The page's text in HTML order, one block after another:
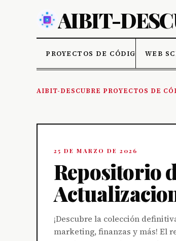
PROYECTOS DE CÓDIGO WEB
AIBIT-DESCUBRE PROYECTOS DE
25 DE MARZO DE 2026
Repositorio
¡Descubre la colección
marketing, finanzas y más! El